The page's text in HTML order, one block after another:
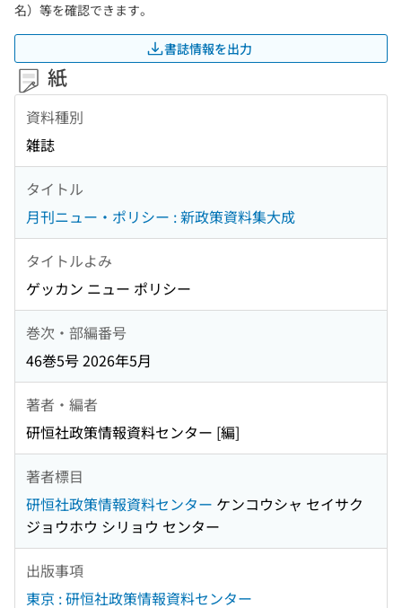
名）等を確認できます。
書誌情報を出力
紙
資料種別
雑誌
タイトル
月刊ニュー・ポリシー : 新政策資料集大成
タイトルよみ
ゲッカン ニュー ポリシー
巻次・部編番号
46巻5号 2026年5月
著者・編者
研恒社政策情報資料センター [編]
著者標目
研恒社政策情報資料センター ケンコウシャ セイサク
ジョウホウ シリョウ センター
出版事項
東京 : 研恒社政策情報資料センター